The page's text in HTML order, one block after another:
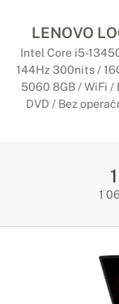
LENOVO
Intel Core i5-
144Hz 300nits /
5060 8GB / WiFi /
DVD / Bez
1